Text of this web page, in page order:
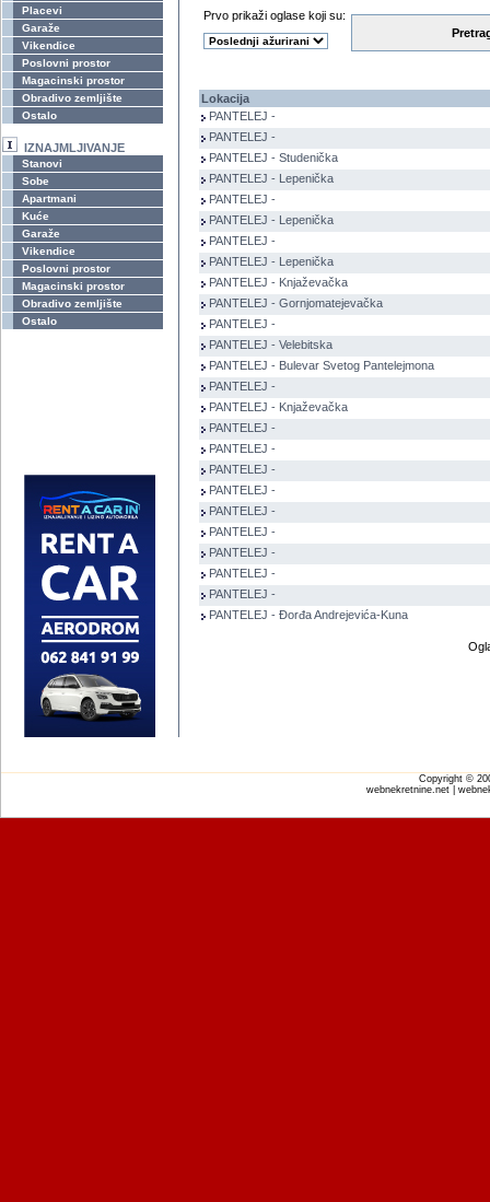
Placevi
Garaže
Vikendice
Poslovni prostor
Magacinski prostor
Obradivo zemljište
Ostalo
IZNAJMLJIVANJE
Stanovi
Sobe
Apartmani
Kuće
Garaže
Vikendice
Poslovni prostor
Magacinski prostor
Obradivo zemljište
Ostalo
Prvo prikaži oglase koji su:
Lokacija
PANTELEJ -
PANTELEJ -
PANTELEJ - Studenička
PANTELEJ - Lepenička
PANTELEJ -
PANTELEJ - Lepenička
PANTELEJ -
PANTELEJ - Lepenička
PANTELEJ - Knjaževačka
PANTELEJ - Gornjomatejevačka
PANTELEJ -
PANTELEJ - Velebitska
PANTELEJ - Bulevar Svetog Pantelejmona
PANTELEJ -
PANTELEJ - Knjaževačka
PANTELEJ -
PANTELEJ -
PANTELEJ -
PANTELEJ -
PANTELEJ -
PANTELEJ -
PANTELEJ -
PANTELEJ -
PANTELEJ -
PANTELEJ - Đorđa Andrejevića-Kuna
Copyright ©
webnekretnine.net |